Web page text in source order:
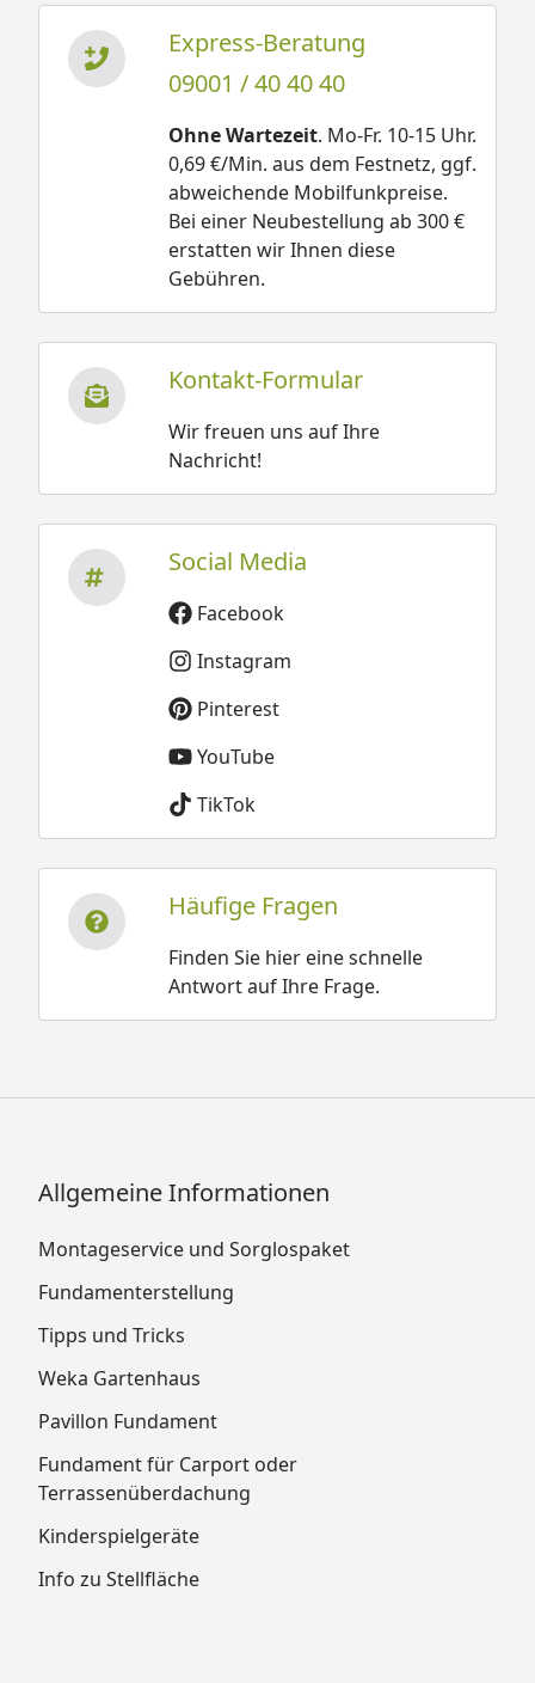
Express-Beratung
09001 / 40 40 40
Ohne Wartezeit. Mo-Fr. 10-15 Uhr.
0,69 €/Min. aus dem Festnetz, ggf.
abweichende Mobilfunkpreise.
Bei einer Neubestellung ab 300 €
erstatten wir Ihnen diese
Gebühren.
Kontakt-Formular
Wir freuen uns auf Ihre
Nachricht!
Social Media
Facebook
Instagram
Pinterest
YouTube
TikTok
Häufige Fragen
Finden Sie hier eine schnelle
Antwort auf Ihre Frage.
Allgemeine Informationen
Montageservice und Sorglospaket
Fundamenterstellung
Tipps und Tricks
Weka Gartenhaus
Pavillon Fundament
Fundament für Carport oder
Terrassenüberdachung
Kinderspielgeräte
Info zu Stellfläche